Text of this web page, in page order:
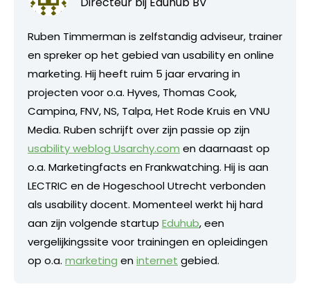
Ruben Timmerman is zelfstandig adviseur, trainer
en spreker op het gebied van usability en online
marketing. Hij heeft ruim 5 jaar ervaring in
projecten voor o.a. Hyves, Thomas Cook,
Campina, FNV, NS, Talpa, Het Rode Kruis en VNU
Media. Ruben schrijft over zijn passie op zijn
usability weblog Usarchy.com en daarnaast op
o.a. Marketingfacts en Frankwatching. Hij is aan
LECTRIC en de Hogeschool Utrecht verbonden
als usability docent. Momenteel werkt hij hard
aan zijn volgende startup Eduhub, een
vergelijkingssite voor trainingen en opleidingen
op o.a. marketing eninternet gebied.